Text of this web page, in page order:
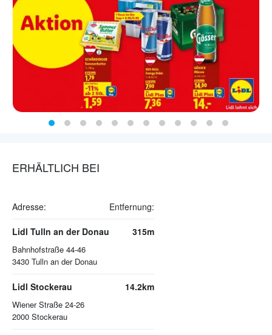
ERHÄLTLICH BEI
Adresse: Entfernung:
Lidl Tulln an der Donau
Bahnhofstraße 44-46
3430 Tulln an der Donau
315m
Lidl Stockerau
Wiener Straße 24-26
2000 Stockerau
14.2km